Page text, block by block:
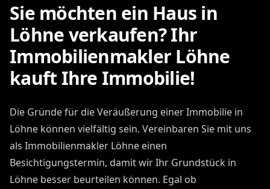
Sie möchten ein Haus in
Löhne verkaufen? Ihr
Immobilienmakler Löhne
kauft Ihre Immobilie!
Die Gründe für die Veräußerung einer Immobilie in
Löhne können vielfältig sein. Vereinbaren Sie mit uns
als Immobilienmakler Löhne einen
Besichtigungstermin, damit wir Ihr Grundstück in
Löhne besser beurteilen können. Egal ob